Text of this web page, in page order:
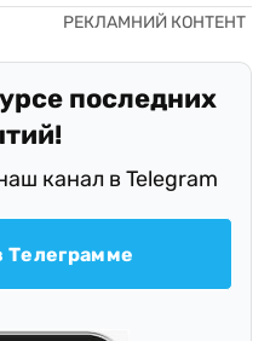
последних
канал в Telegram
Телеграмме